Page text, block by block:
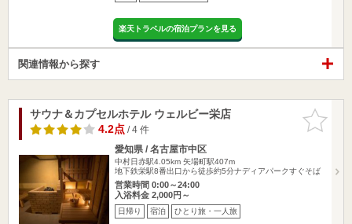
楽天トラベルの宿泊プランを見る
関連情報から探す
お気に入
りに追加
サウナ＆カプセルホテル ウェルビー栄店
4.2点/ 4 件
愛知県 / 名古屋市中区
中村日赤駅4.05km 矢場町駅407m
地下鉄栄駅8番出口から徒歩約5分ナディアパークすぐそば
営業時間 0:00～24:00
入浴料金 2,000円～
日帰り 宿泊 ひとり旅・一人旅